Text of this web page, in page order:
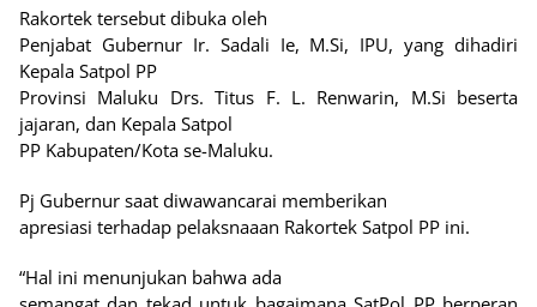
Rakortek tersebut dibuka oleh
Penjabat Gubernur Ir. Sadali Ie, M.Si, IPU, yang dihadiri
Kepala Satpol PP
Provinsi Maluku Drs. Titus F. L. Renwarin, M.Si beserta
jajaran, dan Kepala Satpol
PP Kabupaten/Kota se-Maluku.
Pj Gubernur saat diwawancarai memberikan
apresiasi terhadap pelaksnaaan Rakortek Satpol PP ini.
“Hal ini menunjukan bahwa ada